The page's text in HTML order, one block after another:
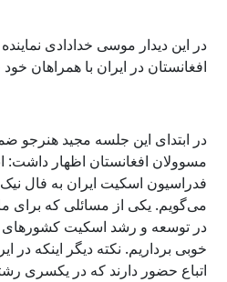
در این دیدار موسی خدادادی نماینده
افغانستان در ایران با همراهان خود
در ابتدای این جلسه مجید هنرجو
مسوولان افغانستان اظهار داشت:
فدراسیون اسکیت ایران به فال نیک
می‌گویم. یکی از مسائلی که برای ما
در توسعه و رشد اسکیت کشورهای
خوبی برداریم. نکته دیگر اینکه در
اتباع حضور دارند که در یکسری